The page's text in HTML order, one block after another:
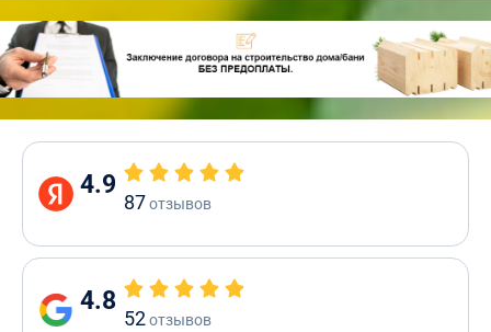
4.9
87отзывов
4.8
52отзывов